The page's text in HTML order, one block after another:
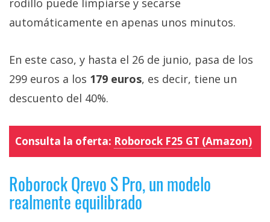
rodillo puede limpiarse y secarse
automáticamente en apenas unos minutos.
En este caso, y hasta el 26 de junio, pasa de los
299 euros a los 179 euros, es decir, tiene un
descuento del 40%.
Consulta la oferta: Roborock F25 GT (Amazon)
Roborock Qrevo S Pro, un modelo
realmente equilibrado